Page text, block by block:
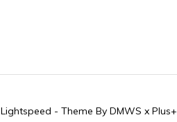
Lightspeed - Theme By DMWS x Plus+